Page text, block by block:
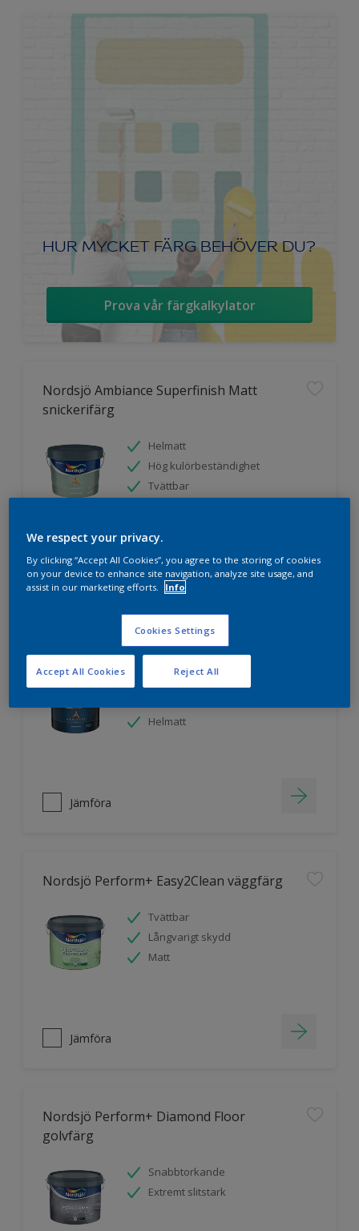
HUR MYCKET FÄRG BEHÖVER DU?
Prova vår färgkalkylator
Nordsjö Ambiance Superfinish Matt
snickerifärg
Helmatt
Hög kulörbeständighet
Tvättbar
Jämföra
Nordsjö Ambiance Endless Sky takfärg
Svanen
Helmatt
Jämföra
Nordsjö Perform+ Easy2Clean väggfärg
Tvättbar
Långvarigt skydd
Matt
Jämföra
Nordsjö Perform+ Diamond Floor
golvfärg
Snabbtorkande
Extremt slitstark
We respect your privacy.
By clicking “Accept All Cookies”, you agree to the storing of cookies
on your device to enhance site navigation, analyze site usage, and
assist in our marketing efforts.
Info
Cookies Settings
Reject All
Accept All Cookies